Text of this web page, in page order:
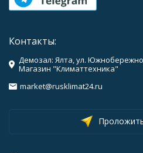
Контакты:
Демозал: Ялта, ул.
Магазин "Климаттехника"
market@rusklimat24.ru